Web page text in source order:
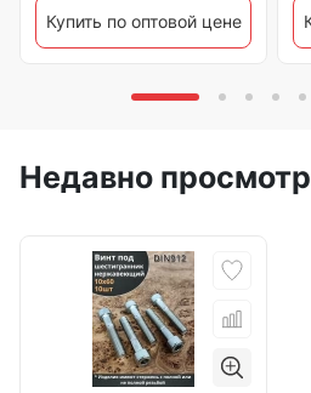
Купить по оптовой цене
Недавно